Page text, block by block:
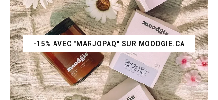
-15% AVEC "MARJOPAQ" SUR MOODGIE.CA